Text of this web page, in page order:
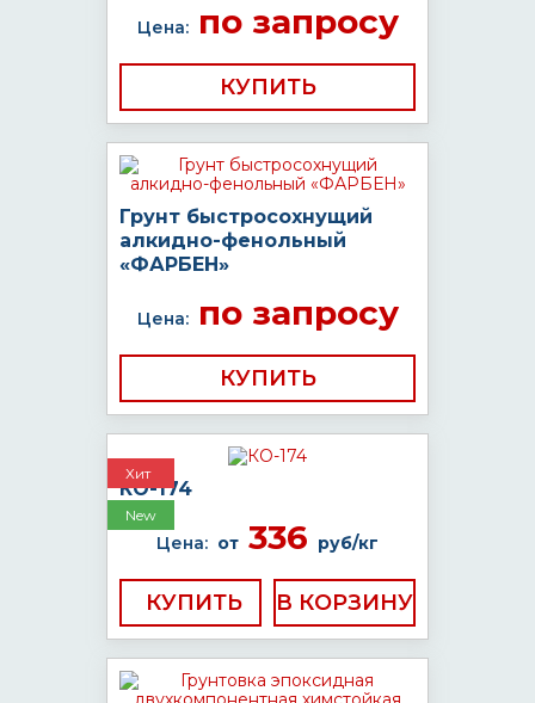
Цена:по запросу
КУПИТЬ
Грунт быстросохнущий
алкидно-фенольный
«ФАРБЕН»
Цена:по запросу
КУПИТЬ
Хит
New
КО-174
Цена: от 336 руб/кг
КУПИТЬ